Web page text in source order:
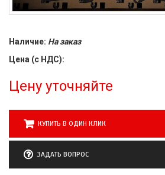
Наличие: На заказ
Цена (с НДС):
Цену уточняйте
КУПИТЬ В ОДИН КЛИК
ЗАДАТЬ ВОПРОС